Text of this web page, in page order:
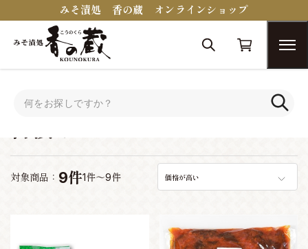
みそ漬処 香の蔵 オンラインショップ
対象商品： 9件1件～9件 価格が高い